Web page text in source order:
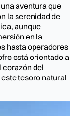
aventura que
la serenidad de
aunque
en la
hasta operadores
está orientado a
corazón del
tesoro natural